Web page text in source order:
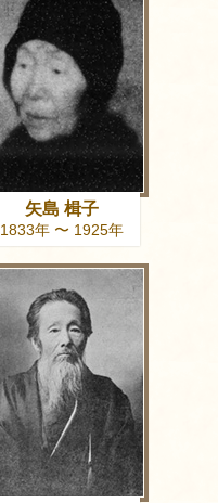
矢島 楫子
1833年 〜 1925年